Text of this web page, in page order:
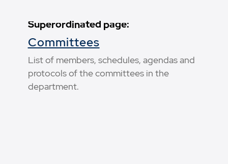
Superordinated page:
Committees
List of members, schedules, agendas and
protocols of the committees in the
department.